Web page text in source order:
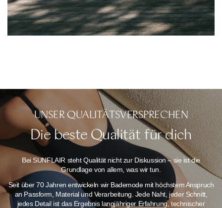
UNSER QUALITÄTSVERSPRECHEN
Die beste Qualität für dich
Bei SUNFLAIR steht Qualität nicht zur Diskussion – sie ist die
Grundlage von allem, was wir tun.
Seit über 70 Jahren entwickeln wir Bademode mit höchstem Anspruch
an Passform, Material und Verarbeitung. Jede Naht, jeder Schnitt,
jedes Detail ist das Ergebnis langjähriger Erfahrung, technischer